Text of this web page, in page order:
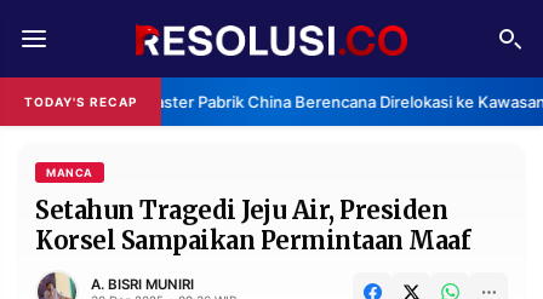
TODAY'S RECAPKlaster Pabrik China Berencana Direlokasi ke
REDAKSI TENTANG
RESOLUSI IKLAN
RUBRIKASI
EDITORIAL AKSARA
MANCA
Setahun Tragedi Jeju Air, Presiden
Korsel Sampaikan Permintaan Maaf
A. BISRI MUNIRI